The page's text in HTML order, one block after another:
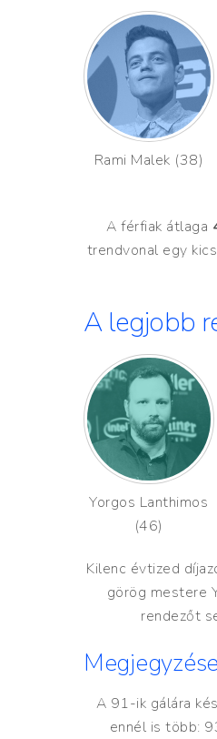
Rami Malek (38)
A férfiak átlaga
trendvonal egy
A legjobb
Yorgos Lanthimos
(46)
Kilenc évtized
görög mestere
rendezőt
A 91-ik gálára
ennél is több: